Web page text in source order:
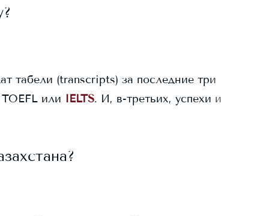
?
табели (transcripts) за последние три
или IELTS. И, в-третьих, успехи и